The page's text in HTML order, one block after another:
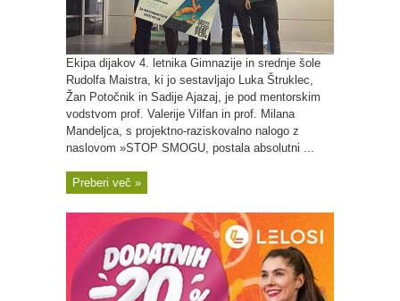
Ekipa dijakov 4. letnika Gimnazije in srednje šole
Rudolfa Maistra, ki jo sestavljajo Luka Štruklec,
Žan Potočnik in Sadije Ajazaj, je pod mentorskim
vodstvom prof. Valerije Vilfan in prof. Milana
Mandeljca, s projektno-raziskovalno nalogo z
naslovom »STOP SMOGU, postala absolutni ...
Preberi več »